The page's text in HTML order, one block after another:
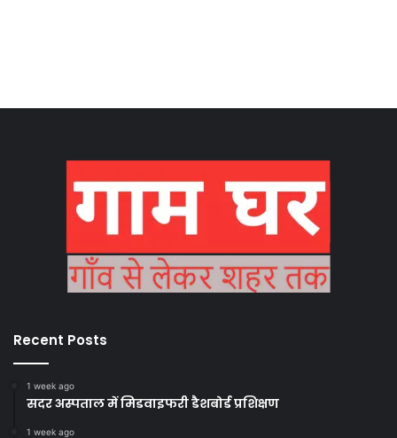
Recent Posts
1 week ago
सदर अस्पताल में मिडवाइफरी डैशबोर्ड प्रशिक्षण
1 week ago